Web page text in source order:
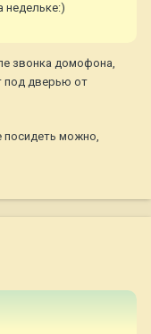
недельке:)
звонка домофона,
под дверью от
посидеть можно,